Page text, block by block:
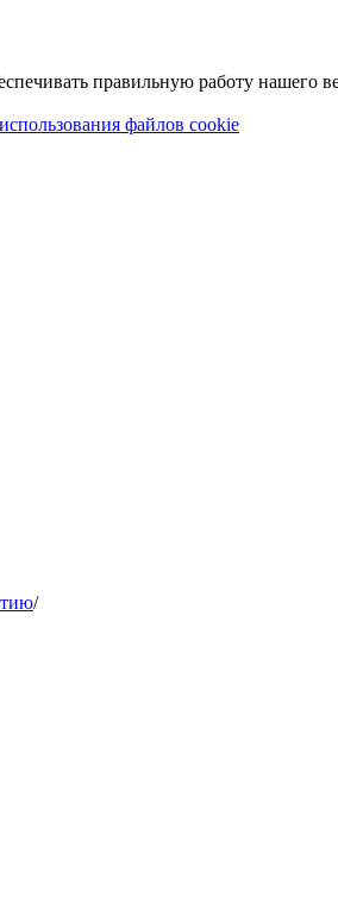
правильную работу нашего
файлов cookie
/